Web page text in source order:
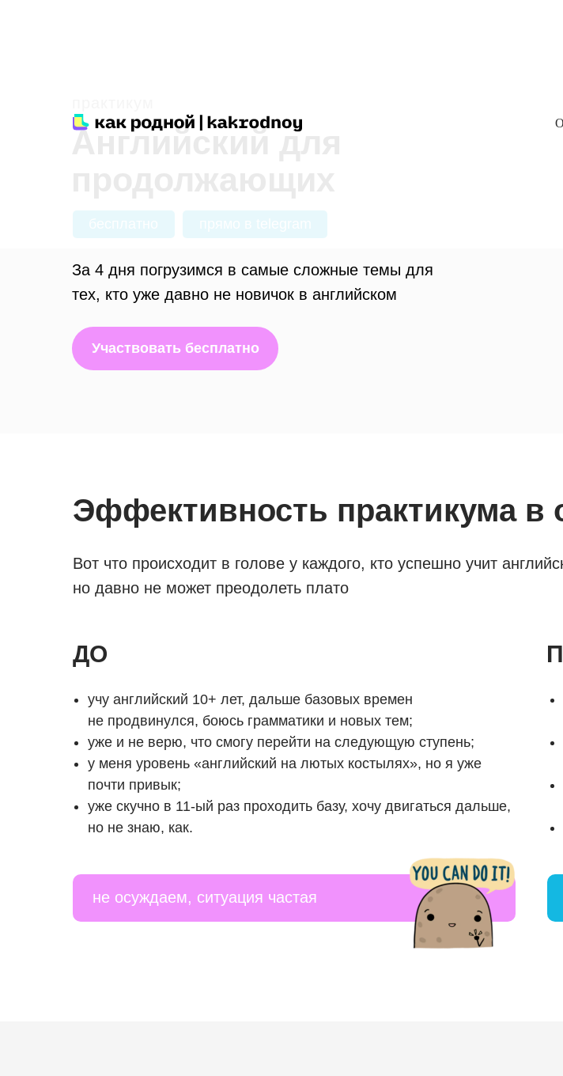
За 4 дня погрузимся в самые сложные темы для
тех, кто уже давно не новичок в английском
Участвовать бесплатно
Английский для
Эффективность практикума в
Вот что происходит в голове у каждого, кто успешно учит
но давно не может преодолеть плато
учу английский 10+ лет, дальше базовых времен
не продвинулся, боюсь грамматики и новых тем;
уже и не верю, что смогу перейти на следующую ступень;
у меня уровень «английский на лютых костылях», но я уже
почти привык;
уже скучно в 11-ый раз проходить базу, хочу двигаться дальше,
но не знаю, как.
ДО
не осуждаем, ситуация частая